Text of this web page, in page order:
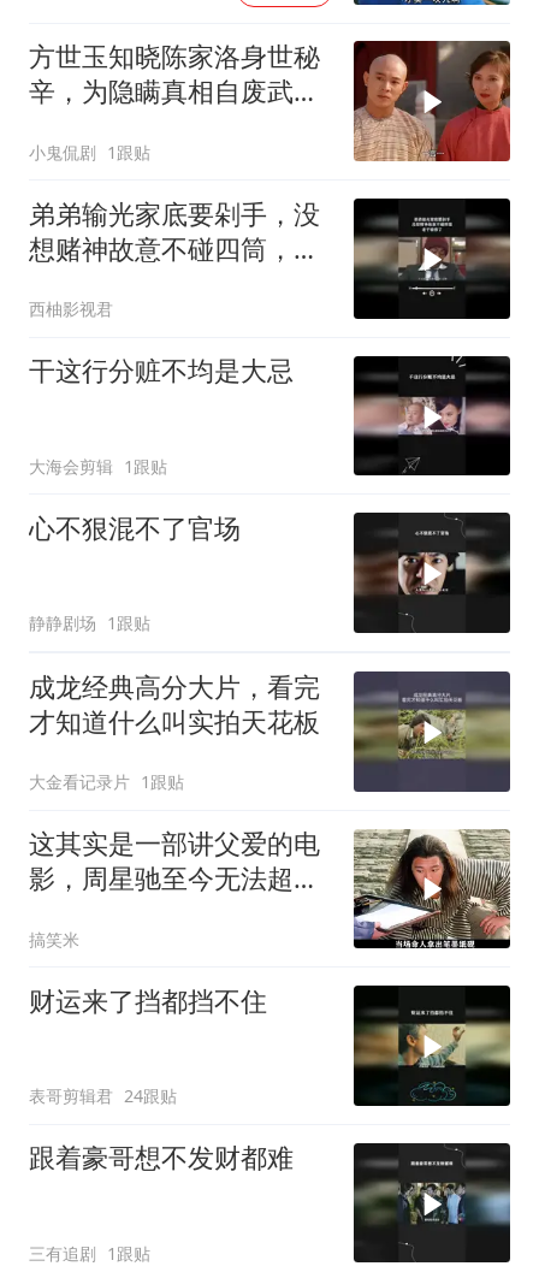
方世玉知晓陈家洛身世秘
辛，为隐瞒真相自废武
小鬼侃剧 1跟贴
弟弟输光家底要剁手，没
想赌神故意不碰四筒，老
西柚影视君
干这行分赃不均是大忌
大海会剪辑 1跟贴
心不狠混不了官场
静静剧场 1跟贴
成龙经典高分大片，看完
才知道什么叫实拍天花板
大金看记录片 1跟贴
这其实是一部讲父爱的电
影，周星驰至今无法超越
搞笑米
财运来了挡都挡不住
表哥剪辑君 24跟贴
跟着豪哥想不发财都难
三有追剧 1跟贴